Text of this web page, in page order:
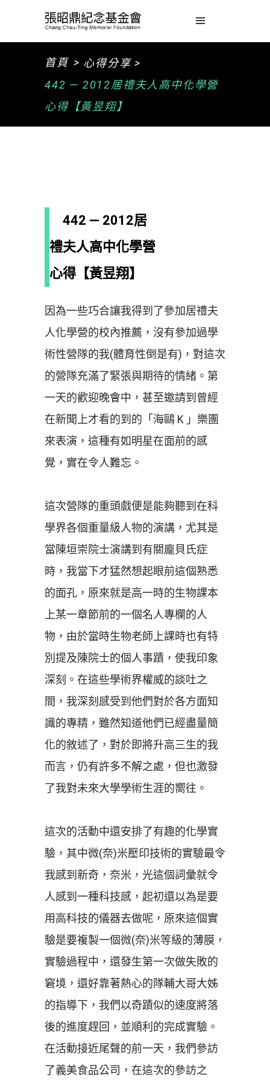
首頁 > 心得分享 >
442 — 2012居禮夫人高中化學營
心得【黃昱翔】
442 — 2012居
禮夫人高中化學營
心得【黃昱翔】
因為一些巧合讓我得到了參加居禮夫
人化學營的校內推薦，沒有參加過學
術性營隊的我(體育性倒是有)，對這次
的營隊充滿了緊張與期待的情緒。第
一天的歡迎晚會中，甚至邀請到曾經
在新聞上才看的到的「海鷗 K 」樂團
來表演，這種有如明星在面前的感
覺，實在令人難忘。
這次營隊的重頭戲便是能夠聽到在科
學界各個重量級人物的演講，尤其是
當陳垣崇院士演講到有關龐貝氏症
時，我當下才猛然想起眼前這個熟悉
的面孔，原來就是高一時的生物課本
上某一章節前的一個名人專欄的人
物，由於當時生物老師上課時也有特
別提及陳院士的個人事蹟，使我印象
深刻。在這些學術界權威的談吐之
間，我深刻感受到他們對於各方面知
識的專精，雖然知道他們已經盡量簡
化的敘述了，對於即將升高三生的我
而言，仍有許多不解之處，但也激發
了我對未來大學學術生涯的嚮往。
這次的活動中還安排了有趣的化學實
驗，其中微(奈)米壓印技術的實驗最令
我感到新奇，奈米，光這個詞彙就令
人感到一種科技感，起初還以為是要
用高科技的儀器去做呢，原來這個實
驗是要複製一個微(奈)米等級的薄膜，
實驗過程中，還發生第一次做失敗的
窘境，還好靠著熱心的隊輔大哥大姊
的指導下，我們以奇蹟似的速度將落
後的進度趕回，並順利的完成實驗。
在活動接近尾聲的前一天，我們參訪
了義美食品公司，在這次的參訪之